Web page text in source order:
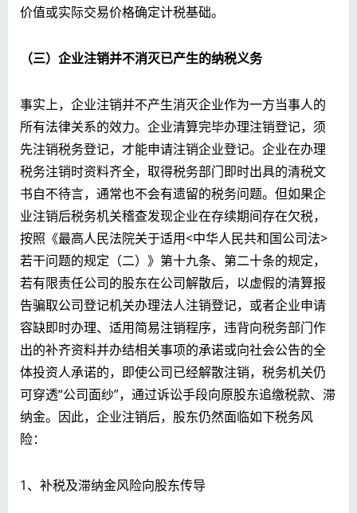
价值或实际交易价格确定计税基础。
（三）企业注销并不消灭已产生的纳税义务
事实上，企业注销并不产生消灭企业作为一方当事人的
所有法律关系的效力。企业清算完毕办理注销登记，须
先注销税务登记，才能申请注销企业登记。企业在办理
税务注销时资料齐全，取得税务部门即时出具的清税文
书自不待言，通常也不会有遗留的税务问题。但如果企
业注销后税务机关稽查发现企业在存续期间存在欠税，
按照《最高人民法院关于适用<中华人民共和国公司法>
若干问题的规定（二）》第十九条、第二十条的规定，
若有限责任公司的股东在公司解散后，以虚假的清算报
告骗取公司登记机关办理法人注销登记，或者企业申请
容缺即时办理、适用简易注销程序，违背向税务部门作
出的补齐资料并办结相关事项的承诺或向社会公告的全
体投资人承诺的，即使公司已经解散注销，税务机关仍
可穿透“公司面纱”，通过诉讼手段向原股东追缴税款、滞
纳金。因此，企业注销后，股东仍然面临如下税务风
险：
1、补税及滞纳金风险向股东传导